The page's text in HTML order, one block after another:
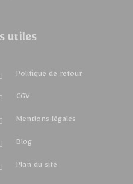
utiles
Politique de retour
CGV
Mentions légales
Blog
Plan du site